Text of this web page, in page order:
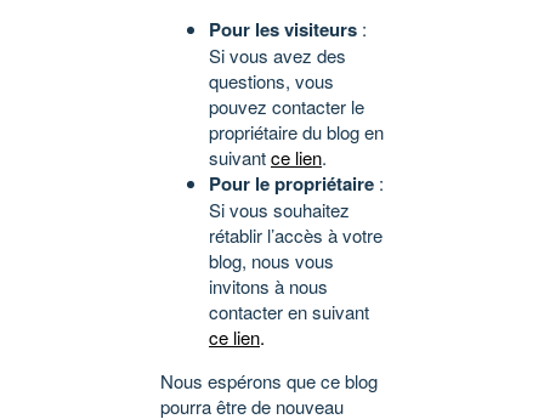
Pour les visiteurs :
Si vous avez des
questions, vous
pouvez contacter le
propriétaire du blog en
suivantce lien.
Pour le propriétaire :
Si vous souhaitez
rétablir l’accès à votre
blog, nous vous
invitons à nous
contacter en suivant
ce lien.
Nous espérons que ce blog
pourra être de nouveau